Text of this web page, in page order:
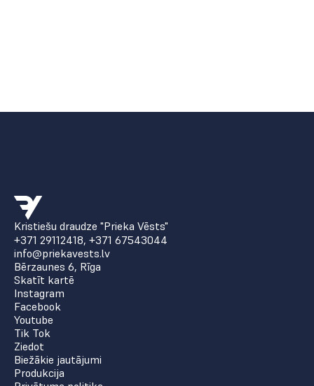
Kristiešu draudze "Prieka Vēsts"
+371 29112418, +371 67543044
info@priekavests.lv
Bērzaunes 6, Rīga
Skatīt kartē
Instagram
Facebook
Youtube
Tik Tok
Ziedot
Biežākie jautājumi
Produkcija